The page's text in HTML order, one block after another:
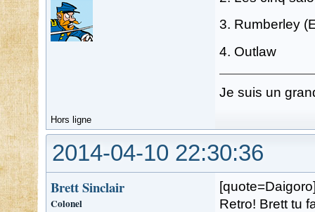
3. Rumberley
4. Outlaw
Je suis un
Hors ligne
2014-04-10 22:30:36
Brett Sinclair
Colonel
Retro! Brett tu